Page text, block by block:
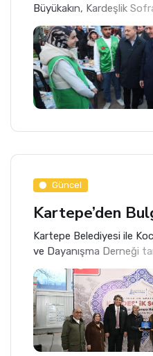
Büyükakın, Kardeşlik
kurulduğu Halep’te iftara
Güncel
Kartepe Belediyesi ile
ve Dayanışma Derneği
Türklerin yoğun olarak
düzenlenen iftar
Başkanı Av. M.